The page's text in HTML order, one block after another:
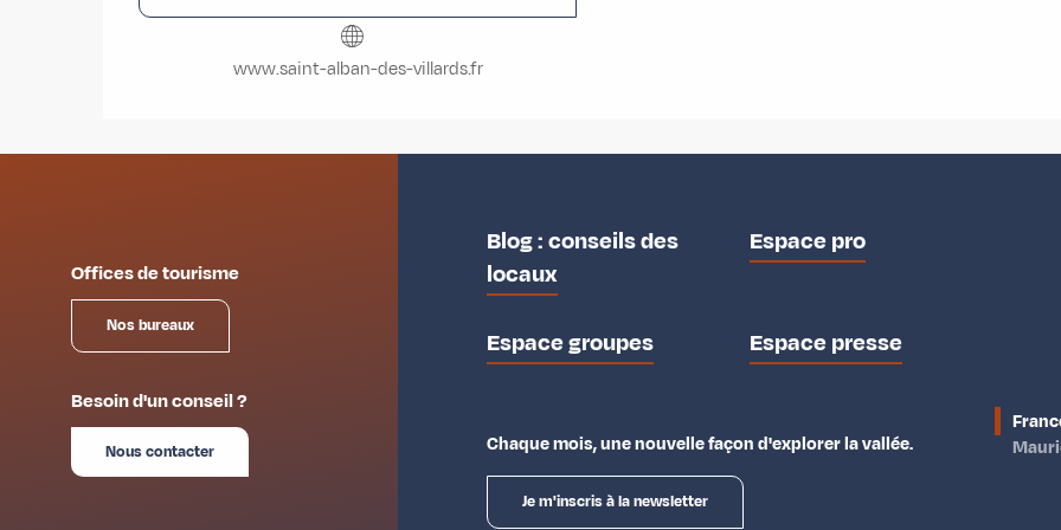
www.saint-alban-des-villards.fr
Offices de tourisme
Nos bureaux
Besoin d'un conseil ?
Nous contacter
Blog : conseils des
locaux
Espace pro
Espace groupes Espace presse
Chaque mois, une nouvelle façon d'explorer la vallée.
Je m'inscris à la newsletter